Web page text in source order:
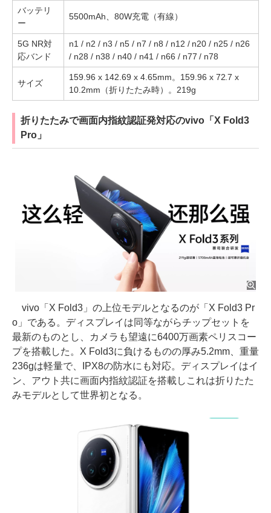
バッテリ
ー
5500mAh、80W充電（有線）
5G NR対
応バンド
n1 / n2 / n3 / n5 / n7 / n8 / n12 / n20 / n25 / n26
/ n28 / n38 / n40 / n41 / n66 / n77 / n78
サイズ
159.96 x 142.69 x 4.65mm。159.96 x 72.7 x
10.2mm（折りたたみ時）。219g
折りたたみで画面内指紋認証発対応のvivo「X Fold3
Pro」
vivo「X Fold3」の上位モデルとなるのが「X Fold3 Pr
o」である。ディスプレイは同等ながらチップセットを
最新のものとし、カメラも望遠に6400万画素ペリスコー
プを搭載した。X Fold3に負けるものの厚み5.2mm、重量
236gは軽量で、IPX8の防水にも対応。ディスプレイはイ
ン、アウト共に画面内指紋認証を搭載しこれは折りたた
みモデルとして世界初となる。